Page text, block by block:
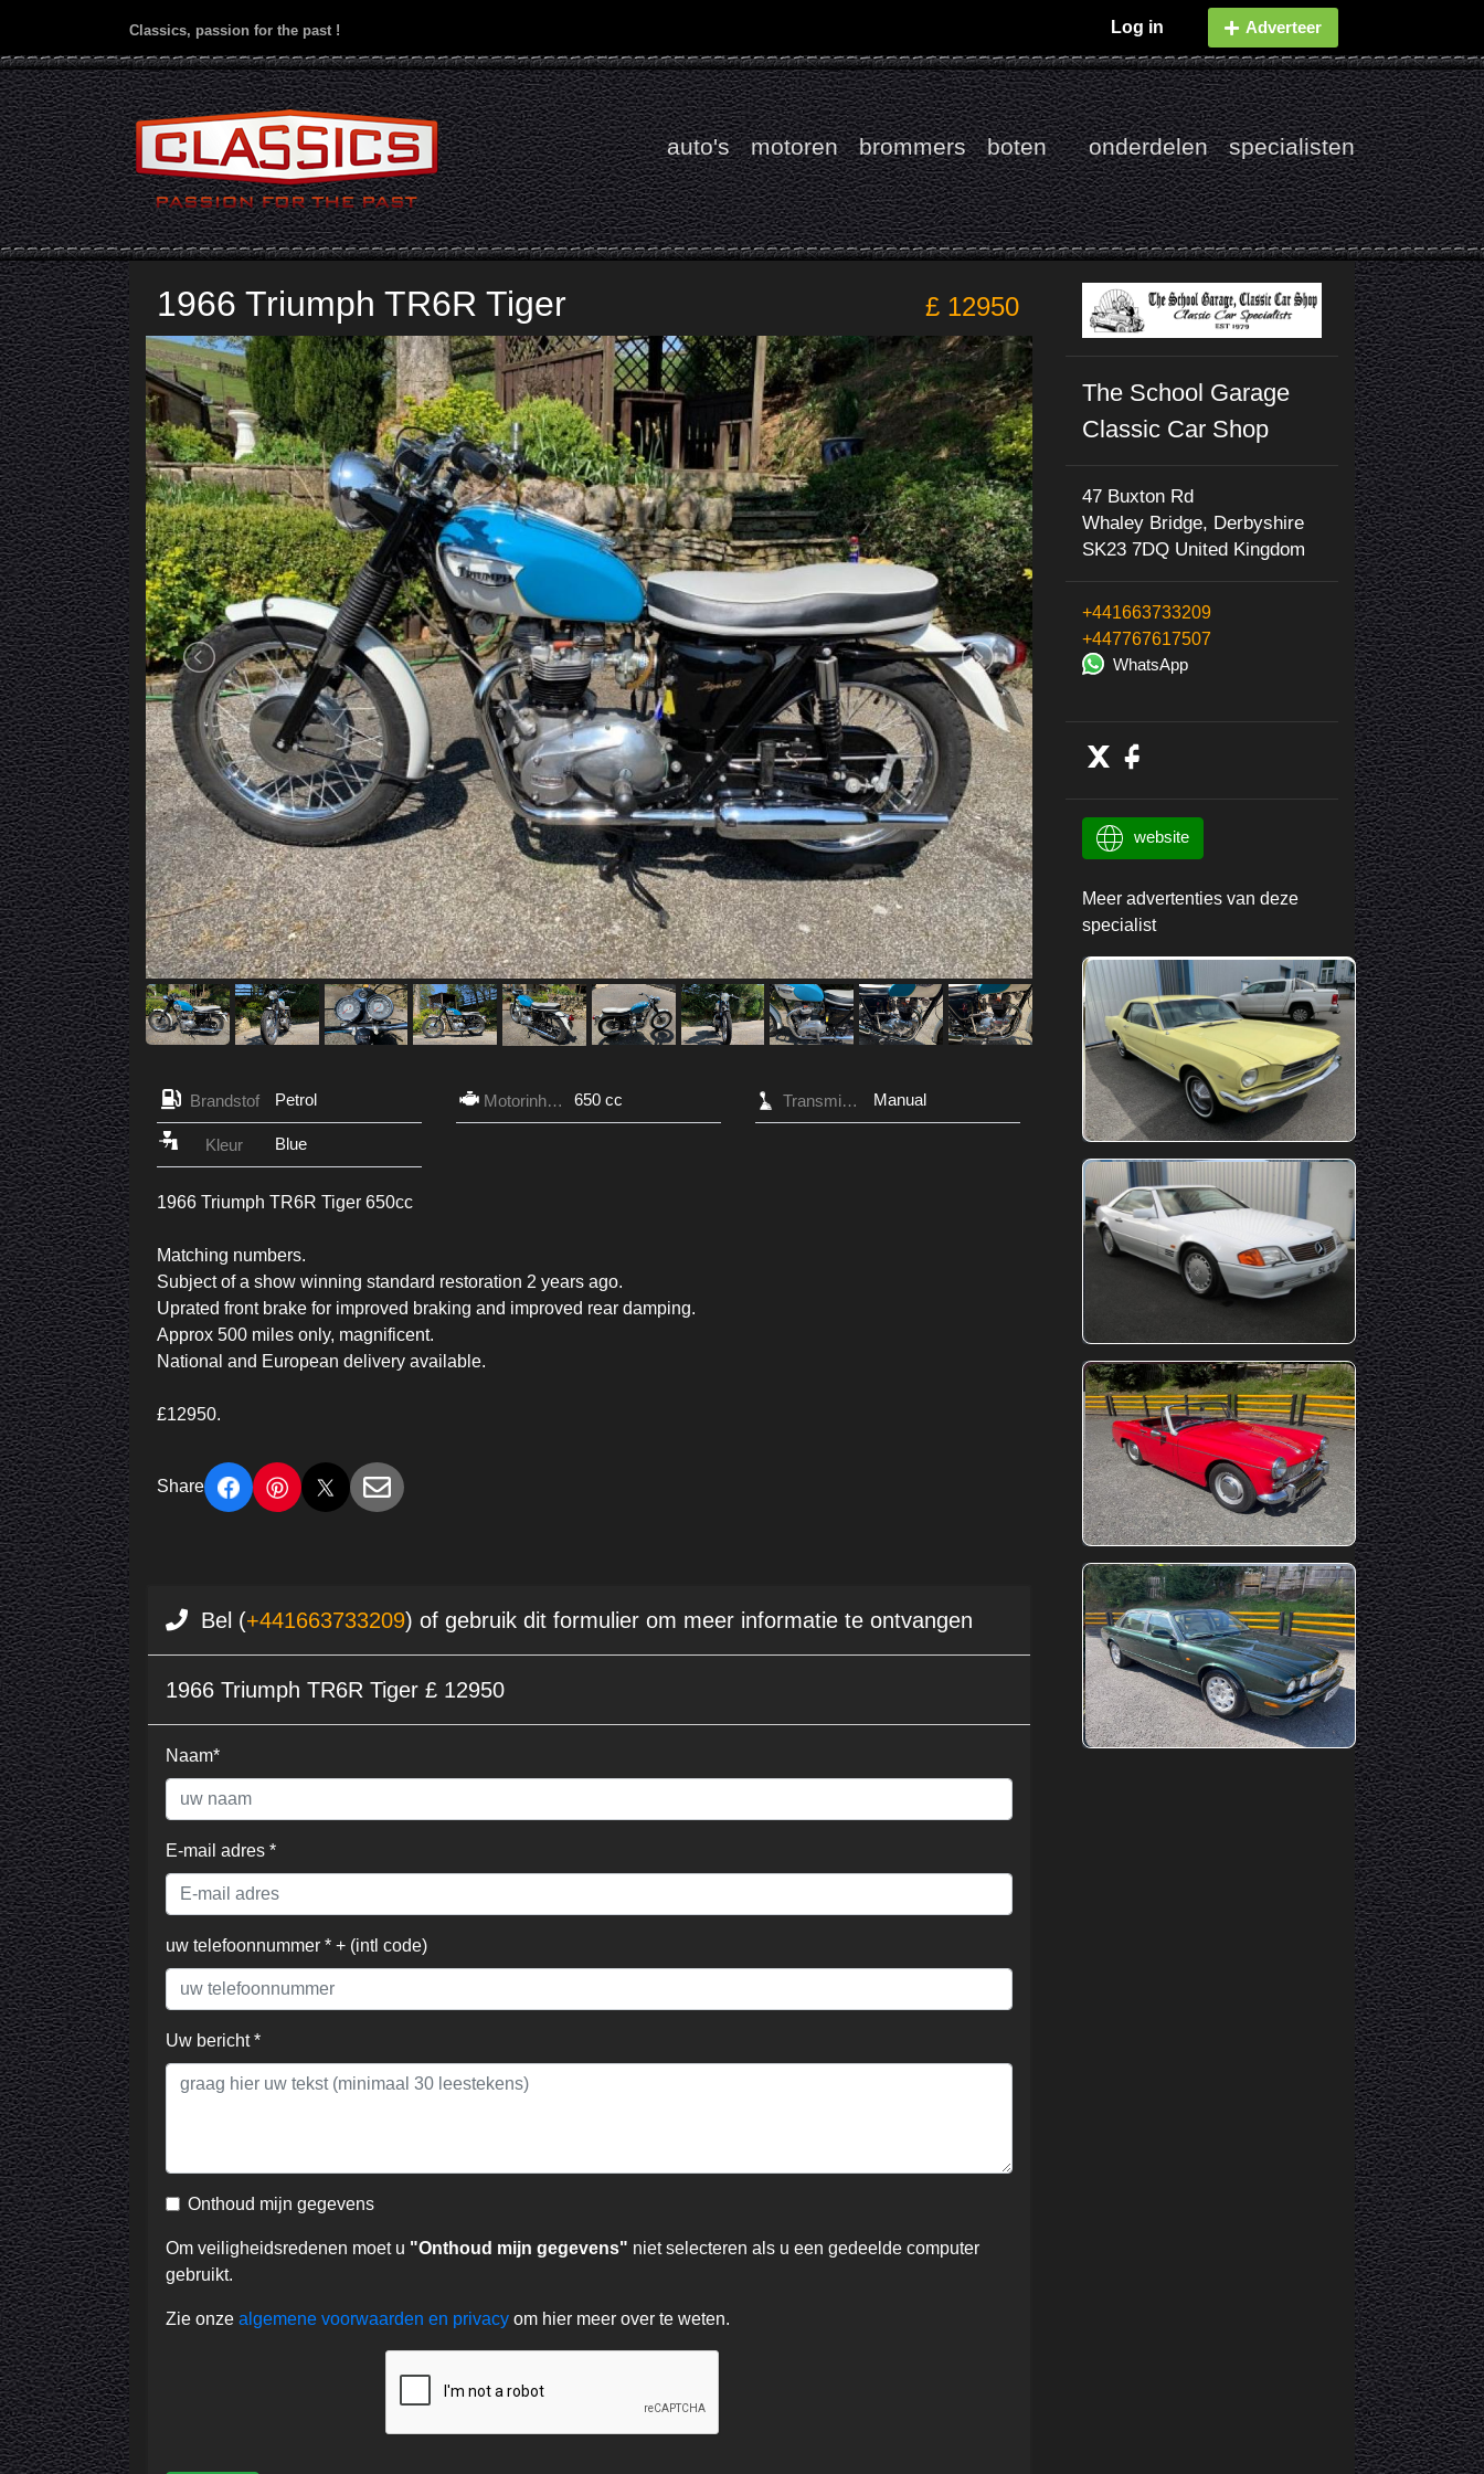
Classics, passion for the past ! Log in Adverteer
auto's motoren brommers boten onderdelen specialisten
1966 Triumph TR6R Tiger £ 12950
Brandstof Petrol Motorinhoud 650 cc Transmissie Manual
Kleur Blue
1966 Triumph TR6R Tiger 650cc
Matching numbers.
Subject of a show winning standard restoration 2 years ago.
Uprated front brake for improved braking and improved rear damping.
Approx 500 miles only, magnificent.
National and European delivery available.
£12950.
Share
Bel (+441663733209) of gebruik dit formulier om meer informatie te ontvangen
1966 Triumph TR6R Tiger £ 12950
Naam*
E-mail adres *
uw telefoonnummer * + (intl code)
Uw bericht *
Onthoud mijn gegevens
Om veiligheidsredenen moet u "Onthoud mijn gegevens" niet selecteren als u een gedeelde computer
gebruikt.
Zie onze algemene voorwaarden en privacy om hier meer over te weten.
The School Garage
Classic Car Shop
47 Buxton Rd
Whaley Bridge, Derbyshire
SK23 7DQ United Kingdom
+441663733209
+447767617507
WhatsApp
website
Meer advertenties van deze
specialist